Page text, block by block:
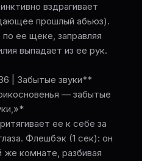
вздрагивает
прошлый абьюз).
по ее щеке, заправляя
выпадает из ее рук.
| Забытые звуки**
— забытые
ее к себе за
Флешбэк (1 сек): он
же комнате, разбивая